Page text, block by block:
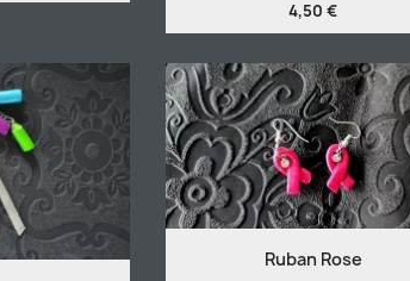
4,50 €
Ruban Rose